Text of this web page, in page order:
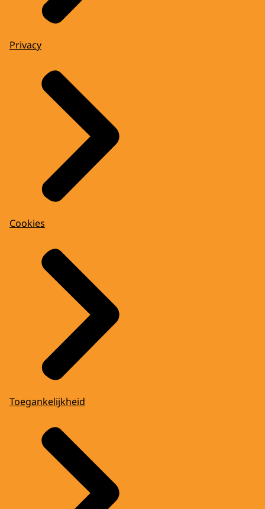
Privacy
Cookies
Toegankelijkheid